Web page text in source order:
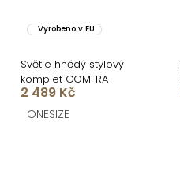
Vyrobeno v EU
Světle hnědý stylový
komplet COMFRA
2 489 Kč
ONESIZE